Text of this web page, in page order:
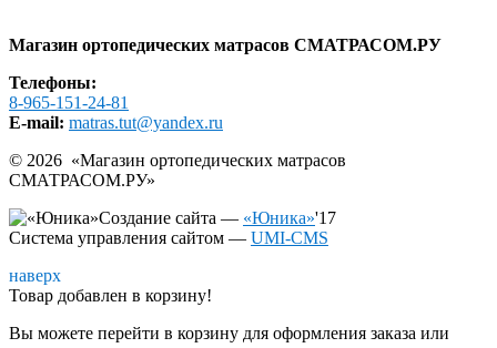
Магазин ортопедических матрасов СМАТРАСОМ.РУ
Телефоны:
8-965-151-24-81
E-mail: matras.tut@yandex.ru
© 2026 «Магазин ортопедических матрасов
СМАТРАСОМ.РУ»
Создание сайта — «Юника»'17
Система управления сайтом — UMI-CMS
наверх
Товар добавлен в корзину!
Вы можете перейти в корзину для оформления заказа или